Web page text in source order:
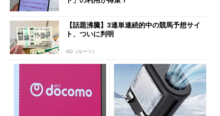
【話題沸騰】3連単連続的中の競馬予想サイ
ト、ついに判明
AD（ルーツ）